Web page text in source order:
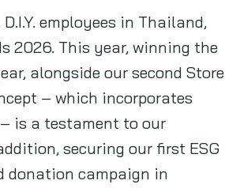
employees in Thailand,
2026. This year, winning the
alongside our second Store
– which incorporates
is a testament to our
securing our first ESG
donation campaign in